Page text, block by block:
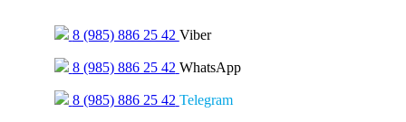
8 (985) 886 25 42 Viber
8 (985) 886 25 42 WhatsApp
8 (985) 886 25 42 Telegram